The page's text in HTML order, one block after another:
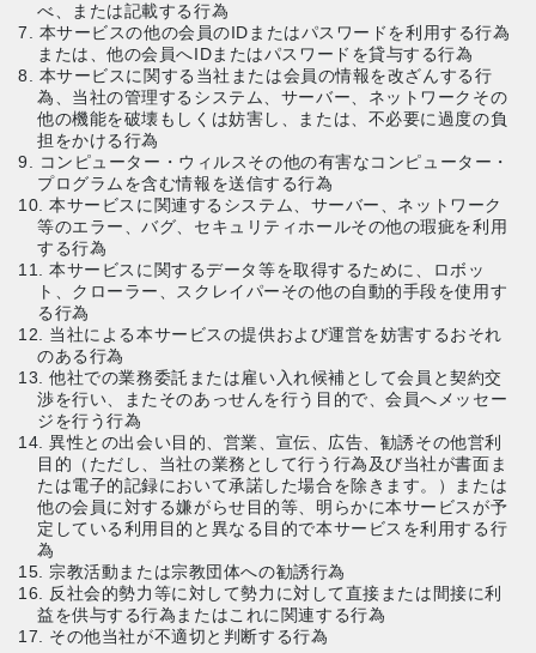
べ、または記載する行為
7. 本サービスの他の会員のIDまたはパスワードを利用する行為
または、他の会員へIDまたはパスワードを貸与する行為
8. 本サービスに関する当社または会員の情報を改ざんする行
為、当社の管理するシステム、サーバー、ネットワークその
他の機能を破壊もしくは妨害し、または、不必要に過度の負
担をかける行為
9. コンピューター・ウィルスその他の有害なコンピューター・
プログラムを含む情報を送信する行為
10. 本サービスに関連するシステム、サーバー、ネットワーク
等のエラー、バグ、セキュリティホールその他の瑕疵を利用
する行為
11. 本サービスに関するデータ等を取得するために、ロボッ
ト、クローラー、スクレイパーその他の自動的手段を使用す
る行為
12. 当社による本サービスの提供および運営を妨害するおそれ
のある行為
13. 他社での業務委託または雇い入れ候補として会員と契約交
渉を行い、またそのあっせんを行う目的で、会員へメッセー
ジを行う行為
14. 異性との出会い目的、営業、宣伝、広告、勧誘その他営利
目的（ただし、当社の業務として行う行為及び当社が書面ま
たは電子的記録において承諾した場合を除きます。）または
他の会員に対する嫌がらせ目的等、明らかに本サービスが予
定している利用目的と異なる目的で本サービスを利用する行
為
15. 宗教活動または宗教団体への勧誘行為
16. 反社会的勢力等に対して勢力に対して直接または間接に利
益を供与する行為またはこれに関連する行為
17. その他当社が不適切と判断する行為